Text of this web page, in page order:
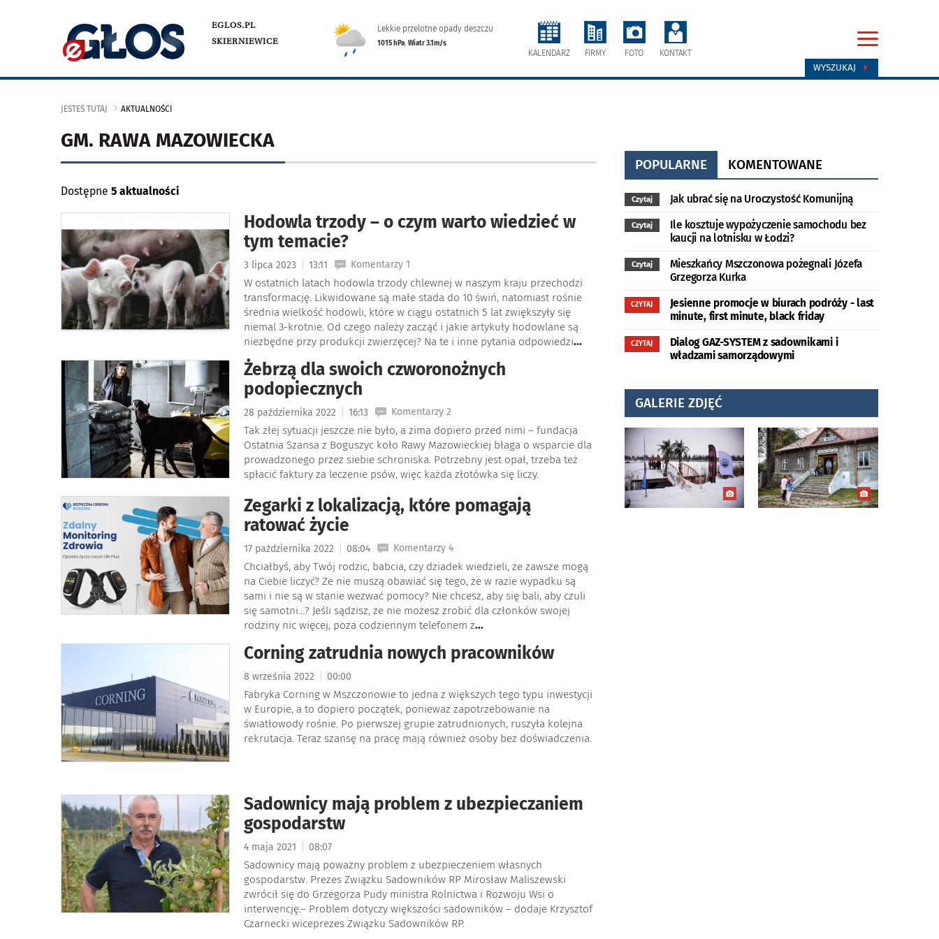
EGLOS.PL
SKIERNIEWICE
Lekkie przelotne opady deszczu
1015 hPa,Wiatr 3.1m/s
KALENDARZ FIRMY FOTO KONTAKT
WYSZUKAJ
JESTEŚ TUTAJ AKTUALNOŚCI
GM. RAWA MAZOWIECKA
Dostępne 5 aktualności
Hodowla trzody – o czym warto wiedzieć w
tym temacie?
3 lipca 2023 13:11 Komentarzy 1
W ostatnich latach hodowla trzody chlewnej w naszym kraju przechodzi
transformację. Likwidowane są małe stada do 10 świń, natomiast rośnie
średnia wielkość hodowli, które w ciągu ostatnich 5 lat zwiększyły się
niemal 3-krotnie. Od czego należy zacząć i jakie artykuły hodowlane są
niezbędne przy produkcji zwierzęcej? Na te i inne pytania odpowiedzi...
Żebrzą dla swoich czworonożnych
podopiecznych
28 października 2022 16:13 Komentarzy 2
Tak złej sytuacji jeszcze nie było, a zima dopiero przed nimi – fundacja
Ostatnia Szansa z Boguszyc koło Rawy Mazowieckiej błaga o wsparcie dla
prowadzonego przez siebie schroniska. Potrzebny jest opał, trzeba też
spłacić faktury za leczenie psów, więc każda złotówka się liczy.
Zegarki z lokalizacją, które pomagają
ratować życie
17 października 2022 08:04 Komentarzy 4
Chciałbyś, aby Twój rodzic, babcia, czy dziadek wiedzieli, że zawsze mogą
na Ciebie liczyć? Że nie muszą obawiać się tego, że w razie wypadku są
sami i nie są w stanie wezwać pomocy? Nie chcesz, aby się bali, aby czuli
się samotni…? Jeśli sądzisz, że nie możesz zrobić dla członków swojej
rodziny nic więcej, poza codziennym telefonem z...
Corning zatrudnia nowych pracowników
8 września 2022 00:00
Fabryka Corning w Mszczonowie to jedna z większych tego typu inwestycji
w Europie, a to dopiero początek, ponieważ zapotrzebowanie na
światłowody rośnie. Po pierwszej grupie zatrudnionych, ruszyła kolejna
rekrutacja. Teraz szansę na pracę mają również osoby bez doświadczenia.
Sadownicy mają problem z ubezpieczaniem
gospodarstw
4 maja 2021 08:07
Sadownicy mają poważny problem z ubezpieczeniem własnych
gospodarstw. Prezes Związku Sadowników RP Mirosław Maliszewski
zwrócił się do Grzegorza Pudy ministra Rolnictwa i Rozwoju Wsi o
interwencję.– Problem dotyczy większości sadowników – dodaje Krzysztof
Czarnecki wiceprezes Związku Sadowników RP.
POPULARNE KOMENTOWANE
Czytaj Jak ubrać się na Uroczystość Komunijną
Czytaj
Ile kosztuje wypożyczenie samochodu bez
kaucji na lotnisku w Łodzi?
Czytaj
Mieszkańcy Mszczonowa pożegnali Józefa
Grzegorza Kurka
CZYTAJ
Jesienne promocje w biurach podróży - last
minute, first minute, black friday
CZYTAJ
Dialog GAZ-SYSTEM z sadownikami i
władzami samorządowymi
GALERIE ZDJĘĆ